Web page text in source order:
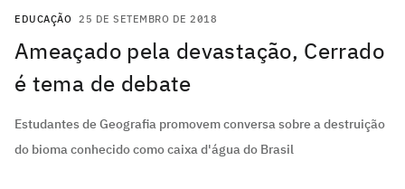
EDUCAÇÃO 25 DE SETEMBRO DE 2018
Ameaçado pela devastação, Cerrado
é tema de debate
Estudantes de Geografia promovem conversa sobre a destruição
do bioma conhecido como caixa d'água do Brasil